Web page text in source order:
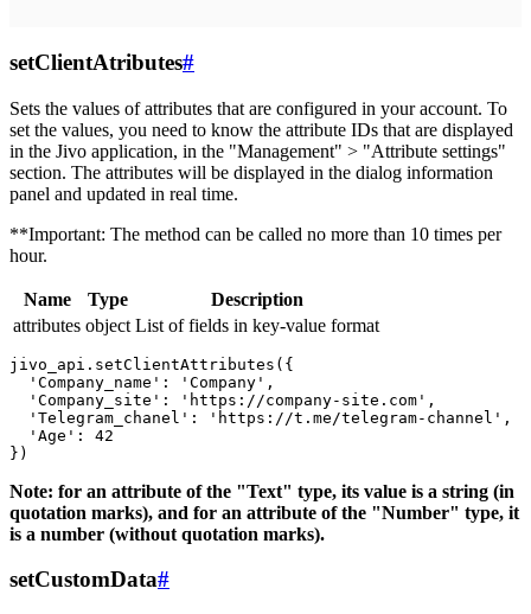
setClientAtributes#
Sets the values ​​of attributes that are configured in your account. To
set the values, you need to know the attribute IDs that are displayed
in the Jivo application, in the "Management" > "Attribute settings"
section. The attributes will be displayed in the dialog information
panel and updated in real time.
**Important: The method can be called no more than 10 times per
hour.
Name Type
Description
attributes object List of fields in key-value format
jivo_api.setClientAttributes({
  'Company_name': 'Company',
  'Company_site': 'https://company-site.com',
  'Telegram_chanel': 'https://t.me/telegram-channel',
  'Age': 42
Note: for an attribute of the "Text" type, its value is a string (in
quotation marks), and for an attribute of the "Number" type, it
is a number (without quotation marks).
setCustomData#